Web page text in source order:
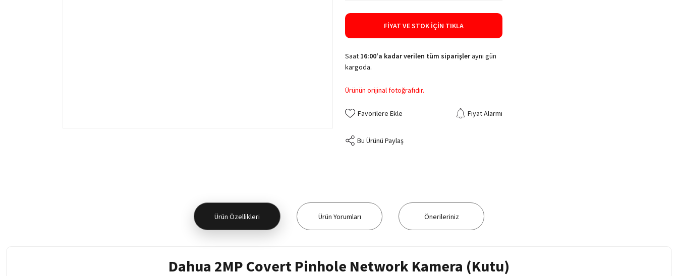
FIYAT VE STOK İÇIN TIKLA
Saat 16:00'a kadar verilen tüm siparişleraynı gün
kargoda.
Ürünün orijinal fotoğrafıdır.
Fiyat Alarmı
Bu Ürünü Paylaş
Ürün Özellikleri Ürün Yorumları Önerileriniz
Dahua 2MP Covert Pinhole Network Kamera (Kutu)